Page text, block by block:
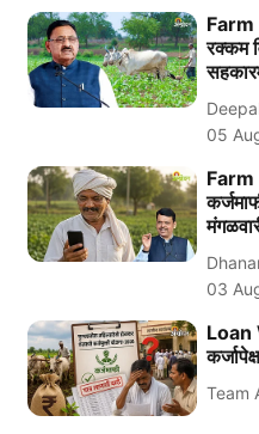
Farm
रक्कम
05
03
Loan
Team